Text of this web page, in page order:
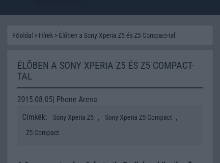
Főoldal > Hírek > Élõben a Sony Xperia Z5 és Z5 Compact-tal
ÉLÕBEN A SONY XPERIA Z5 ÉS Z5 COMPACT-
TAL
2015.08.05| Phone Arena
Címkék:
Sony Xperia Z5 , Sony Xperia Z5 Compact ,
Z5 Compact